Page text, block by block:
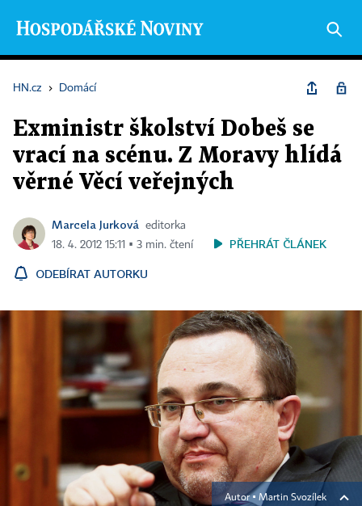
HN.cz › Domácí
Exministr školství Dobeš se
vrací na scénu. Z Moravy hlídá
věrné Věcí veřejných
Marcela Jurková
editorka
18. 4. 2012 15:11 ▪ 3 min. čtení
PŘEHRÁT ČLÁNEK
ODEBÍRAT AUTORKU
Autor ▪ Martin Svozílek